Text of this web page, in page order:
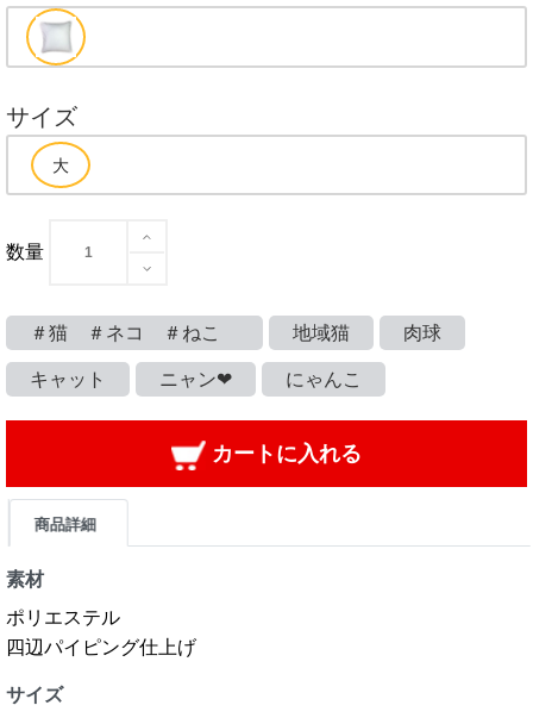
サイズ
数量
＃猫 ＃ネコ ＃ねこ 地域猫 肉球
キャット ニャン❤ にゃんこ
カートに入れる
商品詳細
素材
ポリエステル
四辺パイピング仕上げ
サイズ